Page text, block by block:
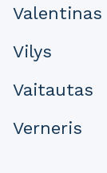
Valentinas
Vilys
Vaitautas
Verneris